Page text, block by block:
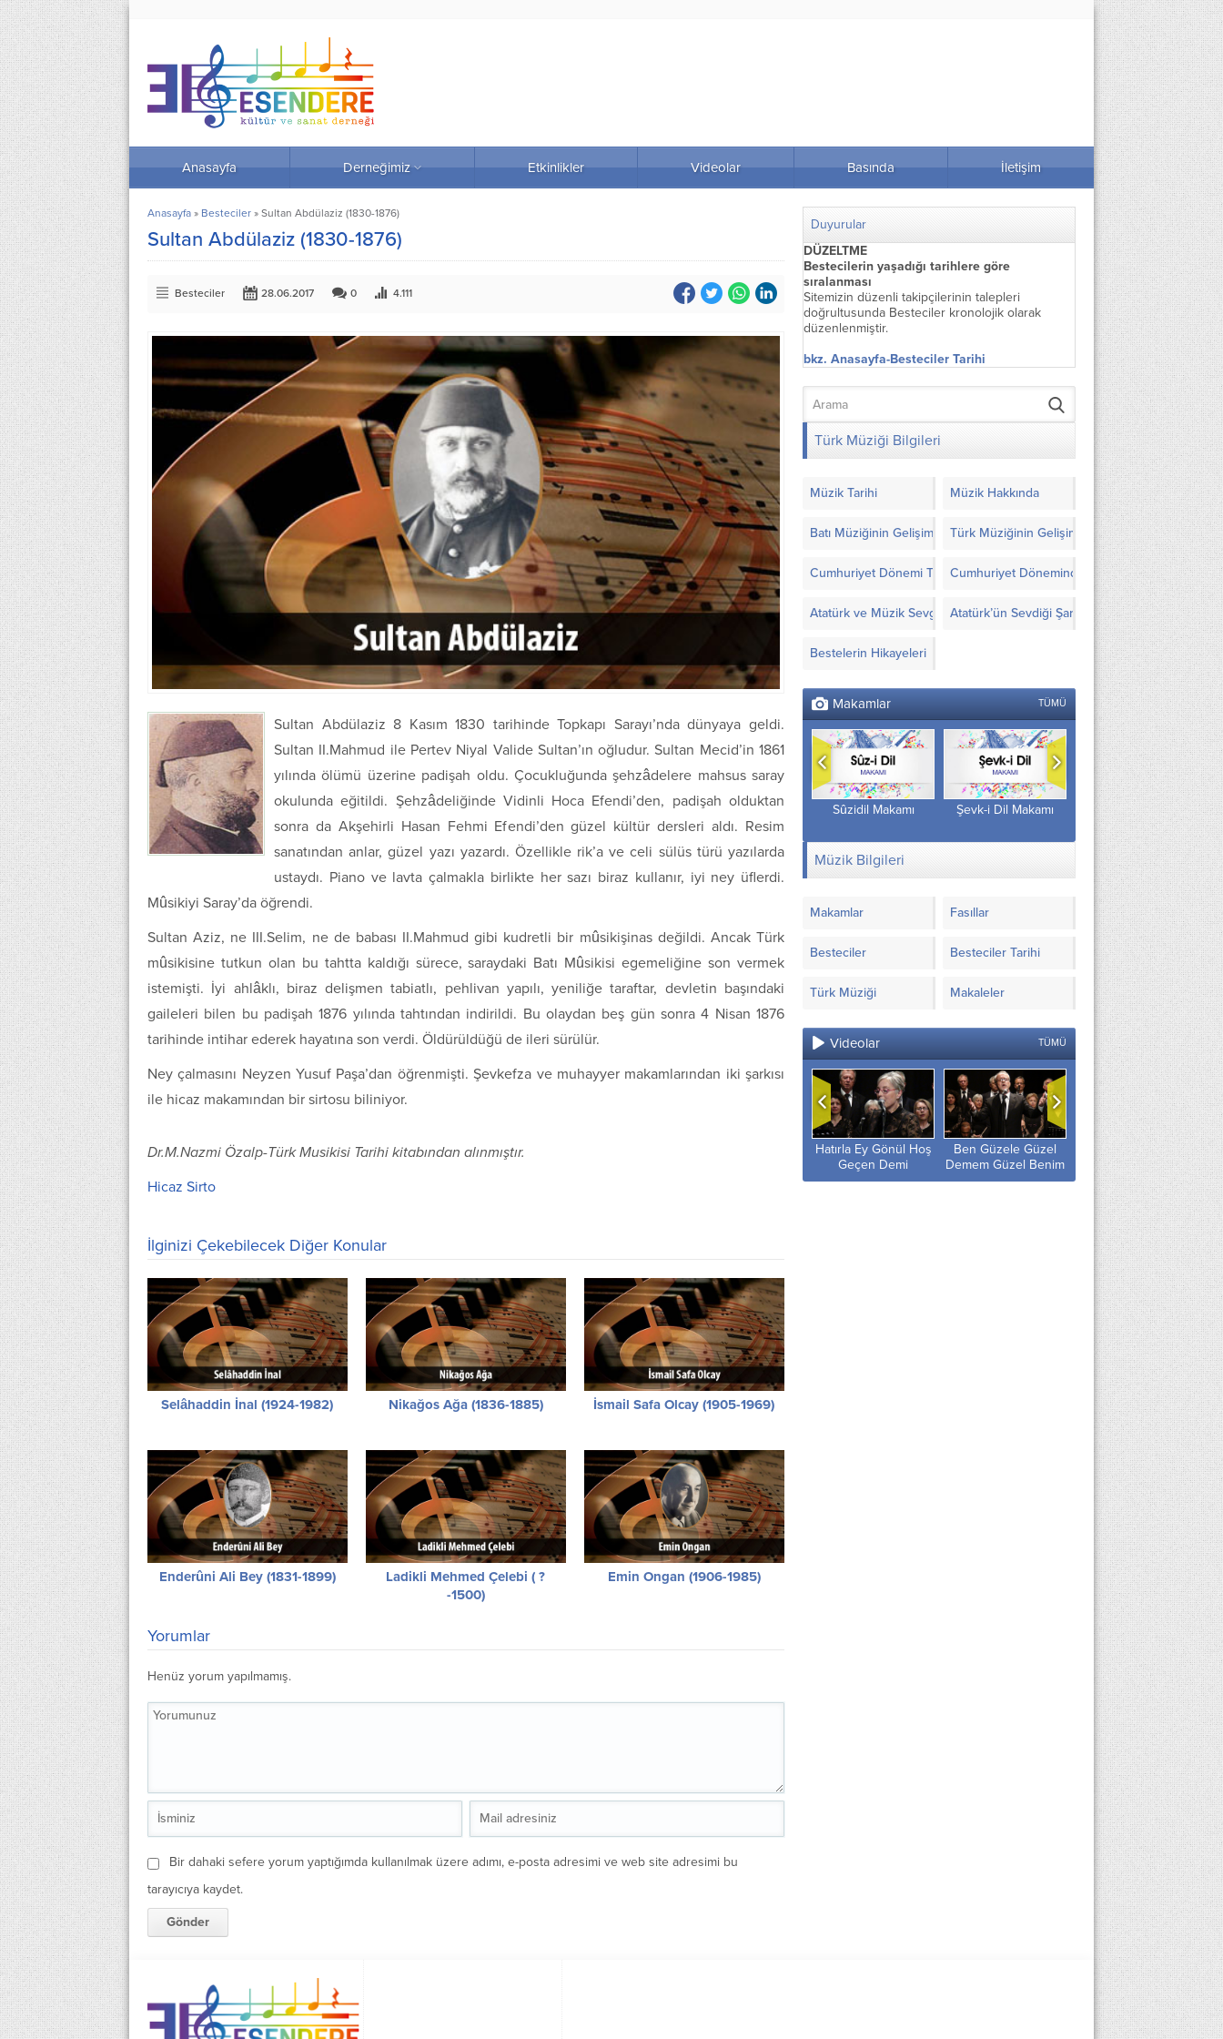
Anasayfa Derneğimiz Etkinlikler Videolar Basında İletişim
Anasayfa » Besteciler » Sultan Abdülaziz (1830-1876)
Sultan Abdülaziz (1830-1876)
Besteciler 28.06.2017 0 4.111
Sultan Abdülaziz 8 Kasım 1830 tarihinde Topkapı Sarayı’nda dünyaya geldi.
Sultan II.Mahmud ile Pertev Niyal Valide Sultan’ın oğludur. Sultan Mecid’in 1861
yılında ölümü üzerine padişah oldu. Çocukluğunda şehzâdelere mahsus saray
okulunda eğitildi. Şehzâdeliğinde Vidinli Hoca Efendi’den, padişah olduktan
sonra da Akşehirli Hasan Fehmi Efendi’den güzel kültür dersleri aldı. Resim
sanatından anlar, güzel yazı yazardı. Özellikle rik’a ve celi sülüs türü yazılarda
ustaydı. Piano ve lavta çalmakla birlikte her sazı biraz kullanır, iyi ney üflerdi.
Mûsikiyi Saray’da öğrendi.
Sultan Aziz, ne III.Selim, ne de babası II.Mahmud gibi kudretli bir mûsikişinas değildi. Ancak Türk
mûsikisine tutkun olan bu tahtta kaldığı sürece, saraydaki Batı Mûsikisi egemeliğine son vermek
istemişti. İyi ahlâklı, biraz delişmen tabiatlı, pehlivan yapılı, yeniliğe taraftar, devletin başındaki
gaileleri bilen bu padişah 1876 yılında tahtından indirildi. Bu olaydan beş gün sonra 4 Nisan 1876
tarihinde intihar ederek hayatına son verdi. Öldürüldüğü de ileri sürülür.
Ney çalmasını Neyzen Yusuf Paşa’dan öğrenmişti. Şevkefza ve muhayyer makamlarından iki şarkısı
ile hicaz makamından bir sirtosu biliniyor.
Dr.M.Nazmi Özalp-Türk Musikisi Tarihi kitabından alınmıştır.
Hicaz Sirto
İlginizi Çekebilecek Diğer Konular
Selâhaddin İnal (1924-1982) Nikağos Ağa (1836-1885) İsmail Safa Olcay (1905-1969)
Enderûni Ali Bey (1831-1899)
Ladikli Mehmed Çelebi ( ?
-1500)
Emin Ongan (1906-1985)
Yorumlar
Henüz yorum yapılmamış.
Bir dahaki sefere yorum yaptığımda kullanılmak üzere adımı, e-posta adresimi ve web site adresimi bu
tarayıcıya kaydet.
Duyurular
DÜZELTME
Bestecilerin yaşadığı tarihlere göre
sıralanması
Sitemizin düzenli takipçilerinin talepleri
doğrultusunda Besteciler kronolojik olarak
düzenlenmiştir.
bkz. Anasayfa-Besteciler Tarihi
Türk Müziği Bilgileri
Müzik Tarihi Müzik Hakkında
Batı Müziğinin Gelişimi Türk Müziğinin Gelişimi
Cumhuriyet Dönemi Türk Müziği’nde Yapılanlar
Cumhuriyet Döneminde Türk Müziği İçin
Atatürk ve Müzik Sevgisi Atatürk’ün Sevdiği Şarkılar ve Notaları
Bestelerin Hikayeleri
Makamlar TÜMÜ
Hicazkâr Makamı Şeref-nümâ Makamı Sûzidil Makamı Şevk-i Dil Makamı Pençgâh Makamı
Müzik Bilgileri
Makamlar Fasıllar
Besteciler Besteciler Tarihi
Türk Müziği Makaleler
Videolar TÜMÜ
Hatırla Ey Gönül Hoş
Geçen Demi
Ben Güzele Güzel
Demem Güzel Benim
Olmayınca
Ayrılık Rüzgârı
Gönlüme Doluyor